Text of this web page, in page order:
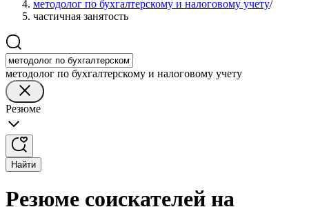
методолог по бухгалтерскому и налоговому учету/
частичная занятость
методолог по бухгалтерскому и налоговому учету
Резюме
Найти
Резюме соискателей на